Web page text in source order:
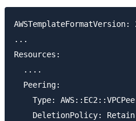
AWSTemplateFormatVersion:
...
Resources:
  ....
  Peering:
Type:
    DeletionPolicy: Retain